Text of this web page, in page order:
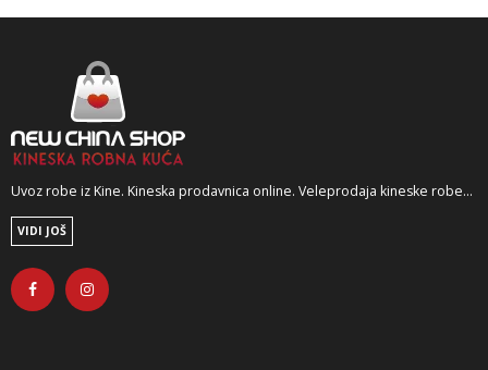
Uvoz robe iz Kine. Kineska prodavnica online. Veleprodaja kineske robe...
VIDI JOŠ